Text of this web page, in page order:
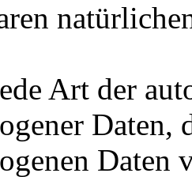
Art der
Daten,
Daten